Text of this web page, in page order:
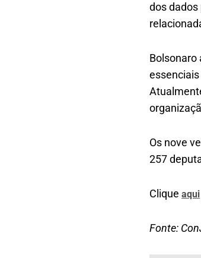
dos
Bolsonaro
Os nove
257
Clique aqui
Fonte: